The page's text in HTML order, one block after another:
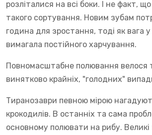
розліталися на всі боки. І не факт,
такого сортування. Новим зубам
година для зростання, тоді як вага
вимагала постійного харчування.
Повномасштабне полювання велося
винятково крайніх, "голодних"
Тиранозаври певною мірою
крокодилів. В останніх та сама
основному полювати на рибу.